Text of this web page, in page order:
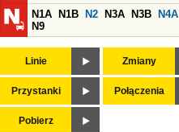
N1A
N1B N2 N3A N3B N4A
N9
Linie Zmiany
Przystanki Połączenia
Pobierz